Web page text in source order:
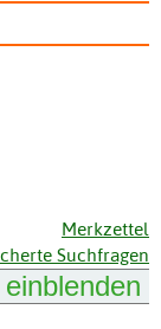
Merkzettel
Suchfragen
einblenden